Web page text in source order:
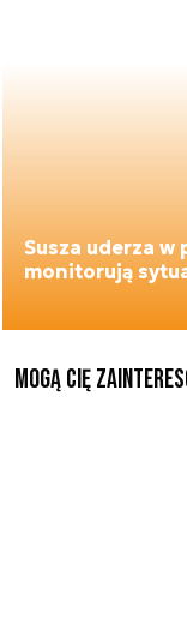
Susza uderza w
monitorują
Mogą Cię